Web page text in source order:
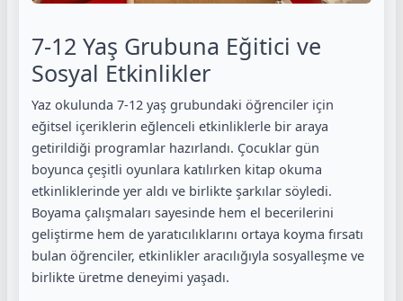
7-12 Yaş Grubuna Eğitici ve
Sosyal Etkinlikler
Yaz okulunda 7-12 yaş grubundaki öğrenciler için
eğitsel içeriklerin eğlenceli etkinliklerle bir araya
getirildiği programlar hazırlandı. Çocuklar gün
boyunca çeşitli oyunlara katılırken kitap okuma
etkinliklerinde yer aldı ve birlikte şarkılar söyledi.
Boyama çalışmaları sayesinde hem el becerilerini
geliştirme hem de yaratıcılıklarını ortaya koyma fırsatı
bulan öğrenciler, etkinlikler aracılığıyla sosyalleşme ve
birlikte üretme deneyimi yaşadı.